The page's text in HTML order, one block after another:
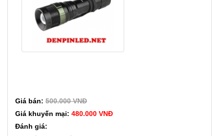
Giá bán: 500.000 VNĐ
Giá khuyến mại: 480.000 VNĐ
Đánh giá: